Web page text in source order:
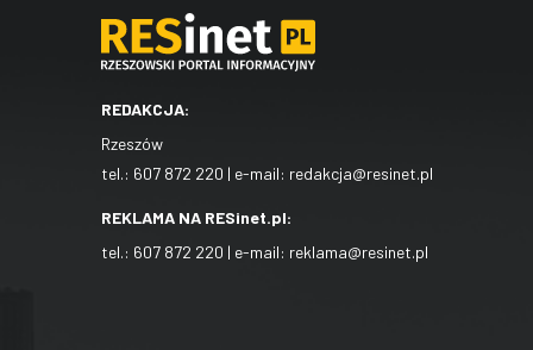
REDAKCJA:
Rzeszów
tel.: 607 872 220 | e-mail: redakcja@resinet.pl
REKLAMA NA RESinet.pl:
tel.: 607 872 220 | e-mail: reklama@resinet.pl